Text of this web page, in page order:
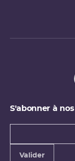
S'abonner à
Types de
Valider